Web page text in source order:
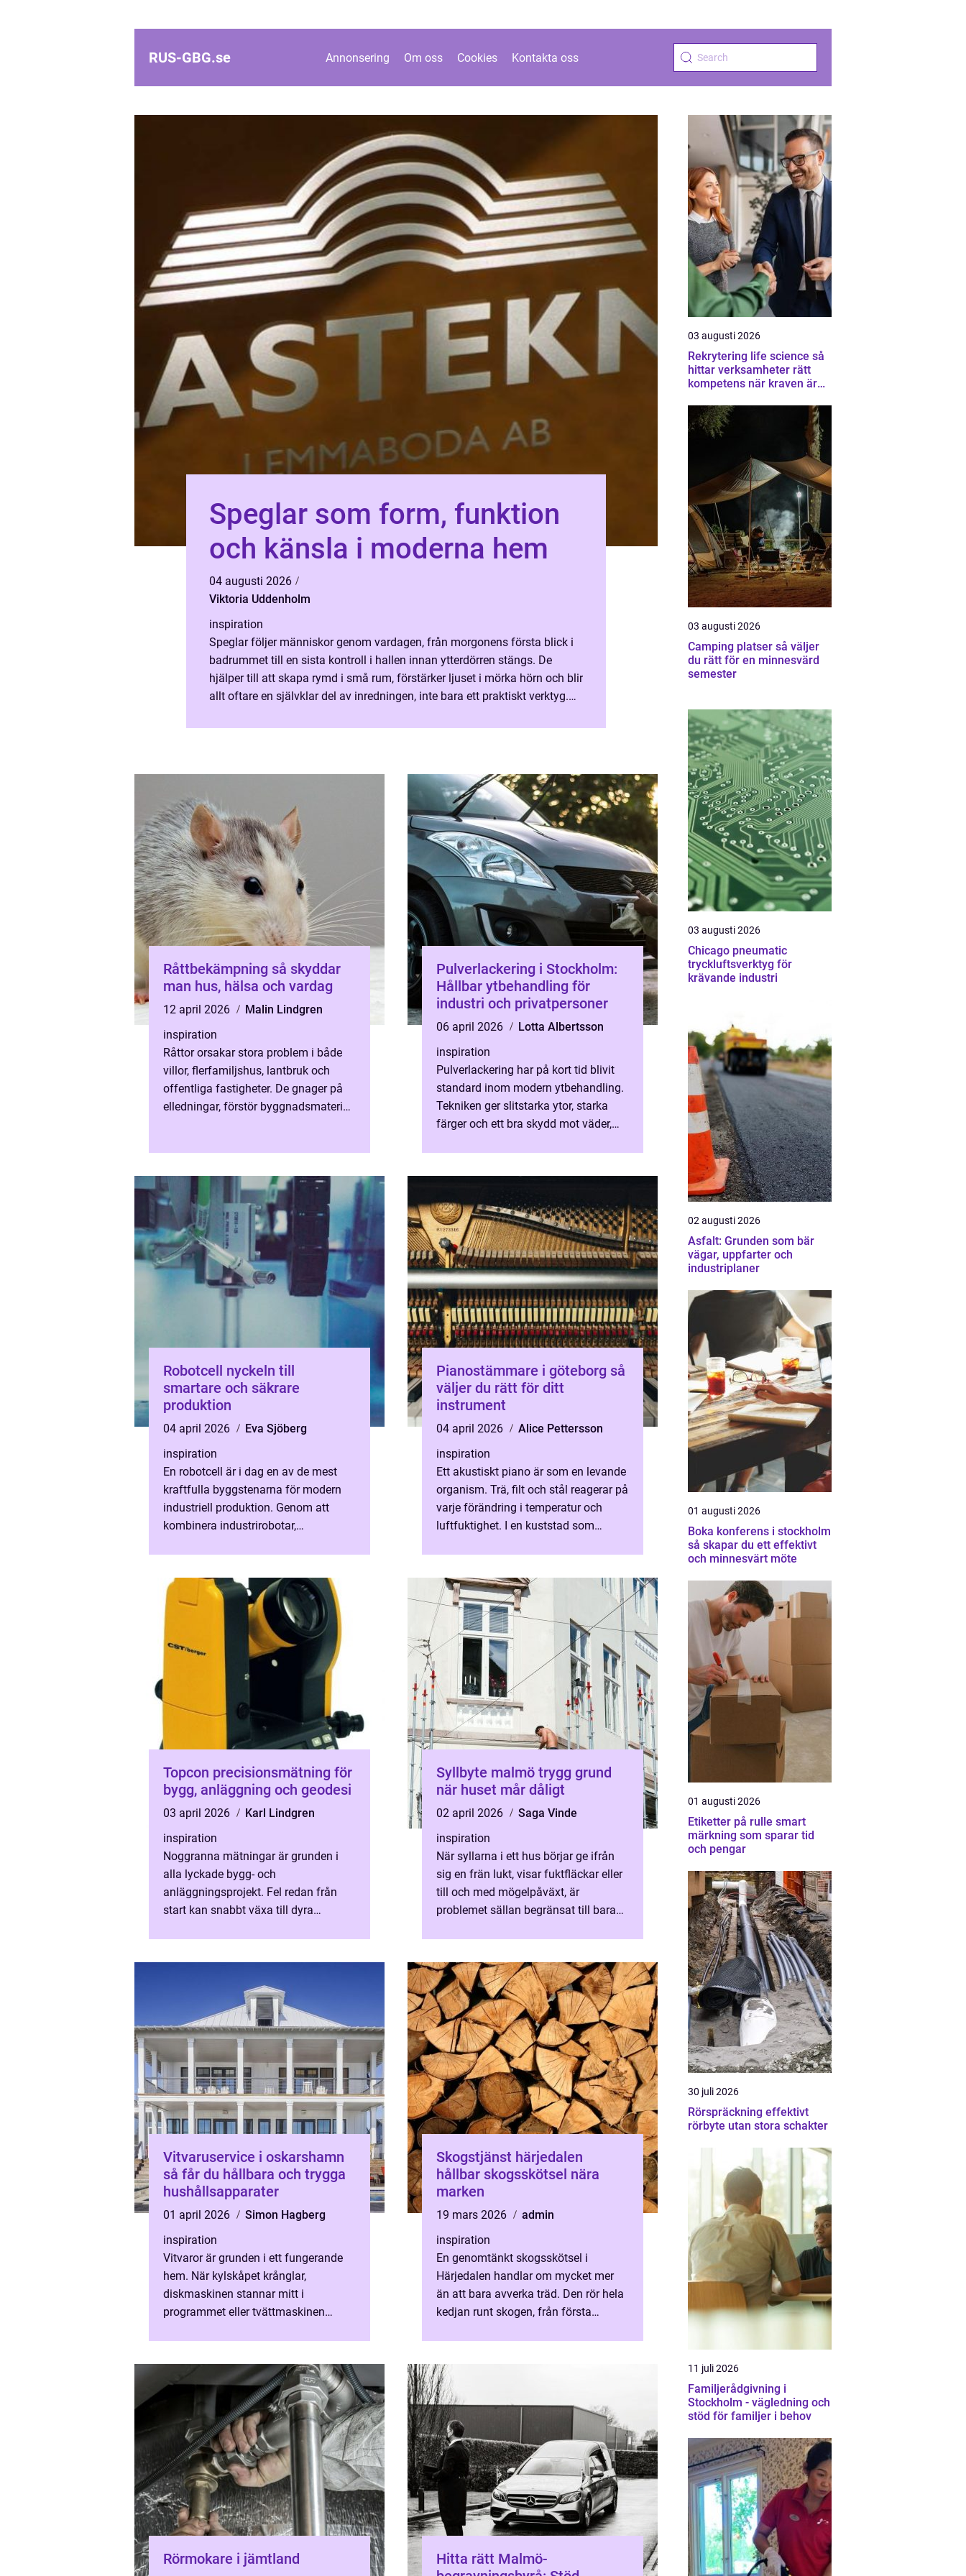
RUS-GBG.se Annonsering Om oss Cookies Kontakta oss
Speglar som form, funktion
och känsla i moderna hem
04 augusti 2026
Viktoria Uddenholm
inspiration
Speglar följer människor genom vardagen, från morgonens första blick i
badrummet till en sista kontroll i hallen innan ytterdörren stängs. De
hjälper till att skapa rymd i små rum, förstärker ljuset i mörka hörn och blir
allt oftare en självklar del av inredningen, inte bara ett praktiskt verktyg.
Råttbekämpning så skyddar
man hus, hälsa och vardag
12 april 2026
Malin Lindgren
inspiration
Råttor orsakar stora problem i både
villor, flerfamiljshus, lantbruk och
offentliga fastigheter. De gnager på
elledningar, förstör byggnadsmaterial
Pulverlackering i Stockholm:
Hållbar ytbehandling för
industri och privatpersoner
06 april 2026
Lotta Albertsson
inspiration
Pulverlackering har på kort tid blivit
standard inom modern ytbehandling.
Tekniken ger slitstarka ytor, starka
färger och ett bra skydd mot väder,
Robotcell nyckeln till
smartare och säkrare
produktion
04 april 2026
Eva Sjöberg
inspiration
En robotcell är i dag en av de mest
kraftfulla byggstenarna för modern
industriell produktion. Genom att
kombinera industrirobotar,
Pianostämmare i göteborg så
väljer du rätt för ditt
instrument
04 april 2026
Alice Pettersson
inspiration
Ett akustiskt piano är som en levande
organism. Trä, filt och stål reagerar på
varje förändring i temperatur och
luftfuktighet. I en kuststad som
Topcon precisionsmätning för
bygg, anläggning och geodesi
03 april 2026
Karl Lindgren
inspiration
Noggranna mätningar är grunden i
alla lyckade bygg- och
anläggningsprojekt. Fel redan från
start kan snabbt växa till dyra
mätte...
Syllbyte malmö trygg grund
när huset mår dåligt
02 april 2026
Saga Vinde
inspiration
När syllarna i ett hus börjar ge ifrån
sig en frän lukt, visar fuktfläckar eller
till och med mögelpåväxt, är
problemet sällan begränsat till bara
Vitvaruservice i oskarshamn
så får du hållbara och trygga
hushållsapparater
01 april 2026
Simon Hagberg
inspiration
Vitvaror är grunden i ett fungerande
hem. När kylskåpet krånglar,
diskmaskinen stannar mitt i
programmet eller tvättmaskinen
profession...
Skogstjänst härjedalen
hållbar skogsskötsel nära
marken
19 mars 2026
admin
inspiration
En genomtänkt skogsskötsel i
Härjedalen handlar om mycket mer
än att bara avverka träd. Den rör hela
kedjan runt skogen, från första
Rörmokare i jämtland
Hitta rätt Malmö-
03 augusti 2026
Rekrytering life science så
hittar verksamheter rätt
kompetens när kraven är
03 augusti 2026
Camping platser så väljer
du rätt för en minnesvärd
semester
03 augusti 2026
Chicago pneumatic
tryckluftsverktyg för
krävande industri
02 augusti 2026
Asfalt: Grunden som bär
vägar, uppfarter och
industriplaner
01 augusti 2026
Boka konferens i stockholm
så skapar du ett effektivt
och minnesvärt möte
01 augusti 2026
Etiketter på rulle smart
märkning som sparar tid
och pengar
30 juli 2026
Rörspräckning effektivt
rörbyte utan stora schakter
11 juli 2026
Familjerådgivning i
Stockholm - vägledning och
stöd för familjer i behov